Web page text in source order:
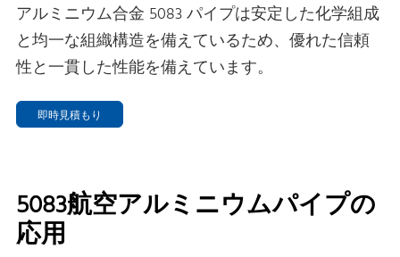
アルミニウム合金 5083 パイプは安定した化学組成
と均一な組織構造を備えているため、優れた信頼
性と一貫した性能を備えています。
即時見積もり
5083航空アルミニウムパイプの
応用